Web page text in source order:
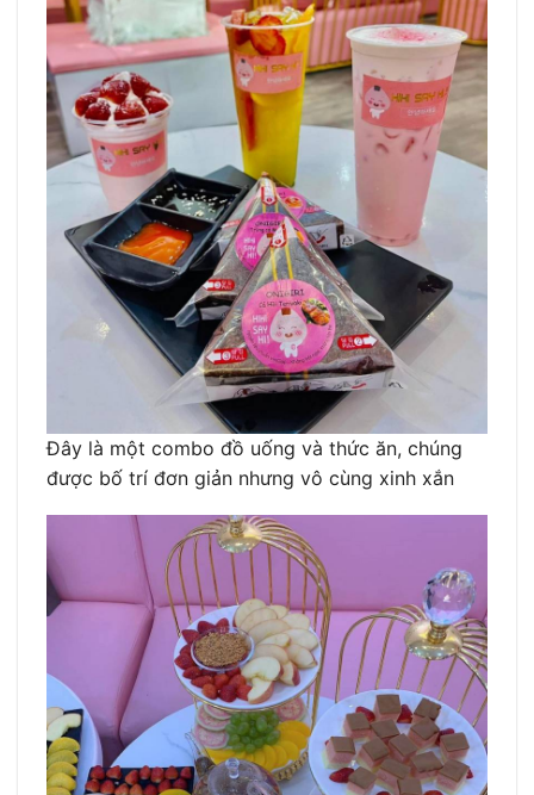
Đây là một combo đồ uống và thức ăn, chúng
được bố trí đơn giản nhưng vô cùng xinh xắn